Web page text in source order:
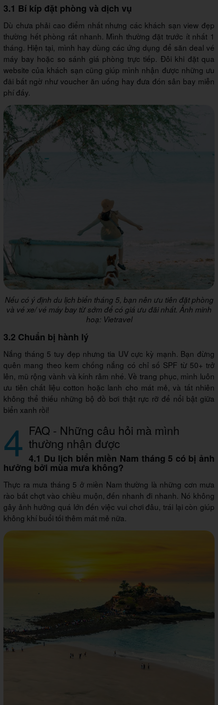
3.1 Bí kíp đặt phòng và dịch vụ
Dù chưa phải cao điểm nhất nhưng các khách sạn view đẹp
thường hết phòng rất nhanh. Mình thường đặt trước ít nhất 1
tháng. Hiện tại, mình hay dùng các ứng dụng để săn deal vé
máy bay hoặc so sánh giá phòng trực tiếp. Đôi khi đặt qua
website của khách sạn cũng giúp mình nhận được những ưu
đãi bất ngờ như voucher ăn uống hay đưa đón sân bay miễn
phí đấy.
Nếu có ý định du lịch biển tháng 5, bạn nên ưu tiên đặt phòng
và vé xe/ vé máy bay từ sớm để có giá ưu đãi nhất. Ảnh minh
hoạ: Vietravel
3.2 Chuẩn bị hành lý
Nắng tháng 5 tuy đẹp nhưng tia UV cực kỳ mạnh. Bạn đừng
quên mang theo kem chống nắng có chỉ số SPF từ 50+ trở
lên, mũ rộng vành và kính râm nhé. Về trang phục, mình luôn
ưu tiên chất liệu cotton hoặc lanh cho mát mẻ, và tất nhiên
không thể thiếu những bộ đồ bơi thật rực rỡ để nổi bật giữa
biển xanh rồi!
4 FAQ - Những câu hỏi mà mình
thường nhận được
4.1 Du lịch biển miền Nam tháng 5 có bị ảnh
hưởng bởi mùa mưa không?
Thực ra mưa tháng 5 ở miền Nam thường là những cơn mưa
rào bất chợt vào chiều muộn, đến nhanh đi nhanh. Nó không
gây ảnh hưởng quá lớn đến việc vui chơi đâu, trái lại còn giúp
không khí buổi tối thêm mát mẻ nữa.